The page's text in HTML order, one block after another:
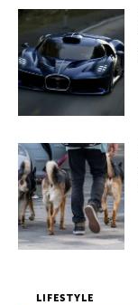
LIFESTYLE